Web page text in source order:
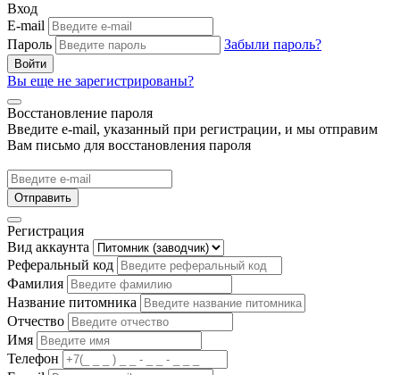
Вход
E-mail
Пароль
Забыли пароль?
Войти
Вы еще не зарегистрированы?
Восстановление пароля
Введите e-mail, указанный при регистрации, и мы отправим
Вам письмо для восстановления пароля
Отправить
Регистрация
Вид аккаунта
Реферальный код
Фамилия
Название питомника
Отчество
Имя
Телефон